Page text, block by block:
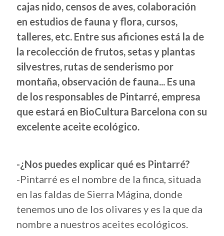
cajas nido, censos de aves, colaboración
en estudios de fauna y flora, cursos,
talleres, etc. Entre sus aficiones está la de
la recolección de frutos, setas y plantas
silvestres, rutas de senderismo por
montaña, observación de fauna... Es una
de los responsables de Pintarré, empresa
que estará en BioCultura Barcelona con su
excelente aceite ecológico.
-¿Nos puedes explicar qué es Pintarré?
-Pintarré es el nombre de la finca, situada
en las faldas de Sierra Mágina, donde
tenemos uno de los olivares y es la que da
nombre a nuestros aceites ecológicos.